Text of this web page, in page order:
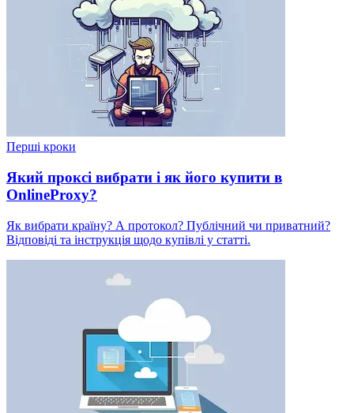
Перші кроки
Який проксі вибрати і як його купити в
OnlineProxy?
Як вибрати країну? А протокол? Публічний чи приватний?
Відповіді та інструкція щодо купівлі у статті.